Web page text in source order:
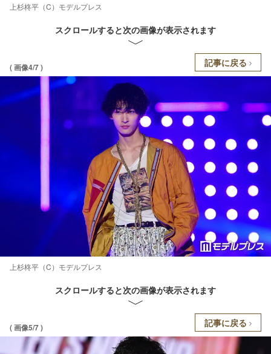
上杉柊平（C）モデルプレス
スクロールすると次の画像が表示されます
( 画像4/7 ) 記事に戻る
上杉柊平（C）モデルプレス
スクロールすると次の画像が表示されます
( 画像5/7 ) 記事に戻る